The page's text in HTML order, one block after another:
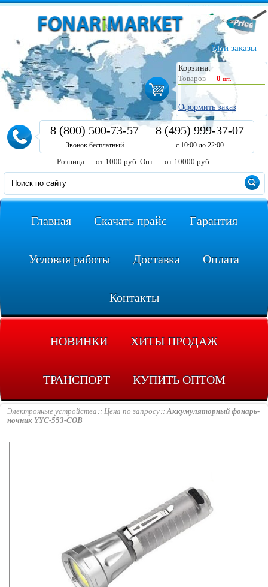
Мои заказы
Корзина:
Товаров
0 шт.
Оформить заказ
8 (800) 500-73-57
Звонок бесплатный
8 (495) 999-37-07
с 10:00 до 22:00
Розница — от 1000 руб. Опт — от 10000 руб.
Главная Скачать прайс Гарантия
Условия работы Доставка Оплата
Контакты
НОВИНКИ ХИТЫ ПРОДАЖ
ТРАНСПОРТ КУПИТЬ ОПТОМ
Электронные устройства Цена по запросу
Аккумуляторный фонарь-
ночник YYC-553-COB